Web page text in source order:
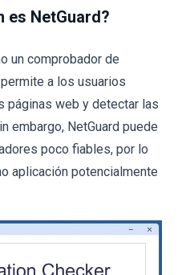
es NetGuard?
un comprobador de
a los usuarios
páginas web y detectar las
embargo, NetGuard puede
poco fiables, por lo
aplicación potencialmente